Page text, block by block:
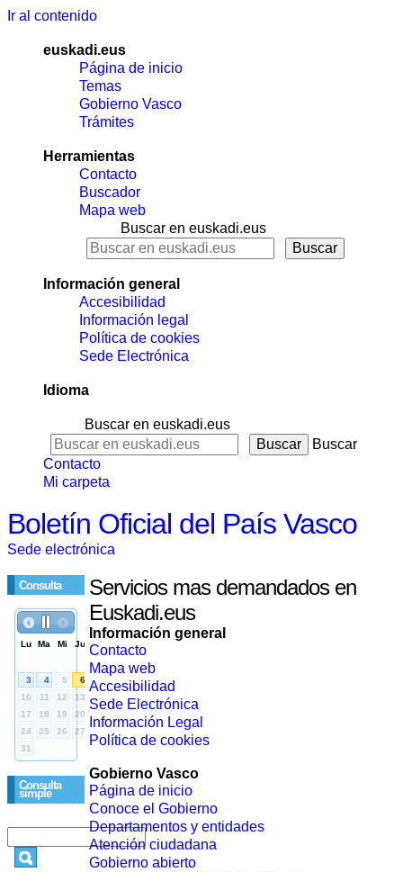
Ir al contenido
euskadi.eus
Página de inicio
Temas
Gobierno Vasco
Trámites
Herramientas
Contacto
Buscador
Mapa web
Buscar en euskadi.eus
Información general
Accesibilidad
Información legal
Política de cookies
Sede Electrónica
Idioma
Buscar en euskadi.eus
Buscar
Contacto
Mi carpeta
Boletín Oficial del País Vasco
Sede electrónica
Consulta
Consulta
simple
Servicios mas demandados en
Euskadi.eus
Información general
Contacto
Mapa web
Accesibilidad
Sede Electrónica
Información Legal
Política de cookies
Gobierno Vasco
Página de inicio
Conoce el Gobierno
Departamentos y entidades
Atención ciudadana
Gobierno abierto